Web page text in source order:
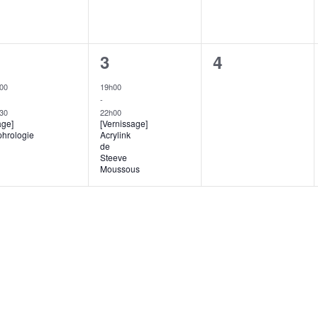
1
évènement,
3
19h00
-
22h00
[Vernissage]
Acrylink
de
Steeve
Moussous
0
4